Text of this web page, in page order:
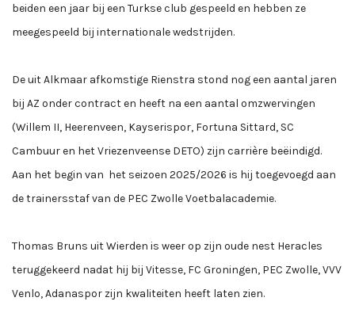
beiden een jaar bij een Turkse club gespeeld en hebben ze
meegespeeld bij internationale wedstrijden.
De uit Alkmaar afkomstige Rienstra stond nog een aantal jaren
bij AZ onder contract en heeft na een aantal omzwervingen
(Willem II, Heerenveen, Kayserispor, Fortuna Sittard, SC
Cambuur en het Vriezenveense DETO) zijn carrière beëindigd.
Aan het begin van het seizoen 2025/2026 is hij toegevoegd aan
de trainersstaf van de PEC Zwolle Voetbalacademie.
Thomas Bruns uit Wierden is weer op zijn oude nest Heracles
teruggekeerd nadat hij bij Vitesse, FC Groningen, PEC Zwolle, VVV
Venlo, Adanaspor zijn kwaliteiten heeft laten zien.